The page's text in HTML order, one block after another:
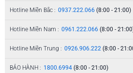
Hotline Miền Bắc : 0937.222.066 (8:00 - 21:00)
Hotline Miền Nam : 0961.222.066 (8:00 -
Hotline Miền Trung : 0926.906.222 (8:00 -
BẢO HÀNH : 1800.6994 (8:00 - 21:00)